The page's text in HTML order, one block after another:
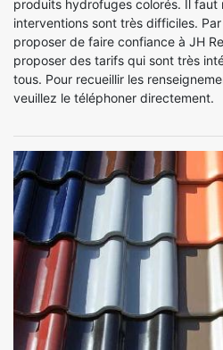
produits hydrofuges colorés. Il faut
interventions sont très difficiles.
proposer de faire confiance à JH
proposer des tarifs qui sont très
tous. Pour recueillir les
veuillez le téléphoner directement.